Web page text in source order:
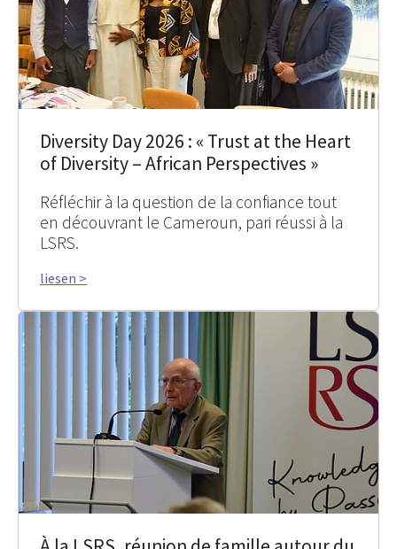
Diversity Day 2026 : « Trust at the Heart
of Diversity – African Perspectives »
Réfléchir à la question de la confiance tout
en découvrant le Cameroun, pari réussi à la
LSRS.
liesen >